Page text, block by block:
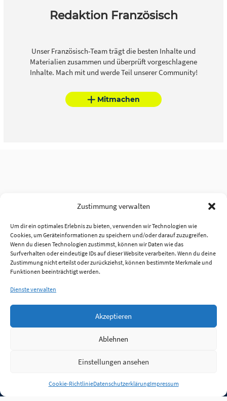
Zustimmung verwalten
Um dir ein optimales Erlebnis zu bieten, verwenden wir Technologien wie
Cookies, um Geräteinformationen zu speichern und/oder darauf zuzugreifen.
Wenn du diesen Technologien zustimmst, können wir Daten wie das
Surfverhalten oder eindeutige IDs auf dieser Website verarbeiten. Wenn du deine
Zustimmung nicht erteilst oder zurückziehst, können bestimmte Merkmale und
Funktionen beeinträchtigt werden.
Dienste verwalten
Akzeptieren
Ablehnen
Einstellungen ansehen
Cookie-RichtlinieDatenschutzerklärungImpressum
Redaktion Französisch
Unser Französisch-Team trägt die besten Inhalte und
Materialien zusammen und überprüft vorgeschlagene
Inhalte. Mach mit und werde Teil unserer Community!
Mitmachen
Anmelden
Jobs Partner FAQ Quellen